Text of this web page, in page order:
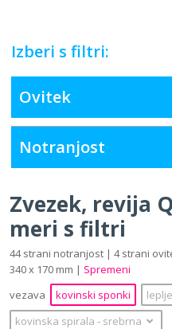
Izberi s filtri:
Ovitek
Notranjost
Zvezek, revija
meri s filtri
44 strani notranjost | 4 strani
340 x 170 mm | Spremeni
vezava
kovinski sponki
kovinska spirala ‐ srebrna